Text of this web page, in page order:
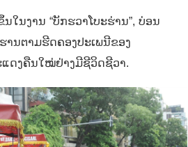
ໃນງານ “ບັກຮວາໂບະຮ່ານ”, ບ່ອນ
ານຕາມຮີດຄອງປະເພນີຂອງ
ດງຄືນໃໝ່ຢ່າງມີຊີວິດຊີວາ.